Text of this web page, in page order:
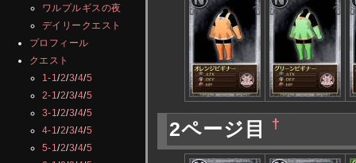
ワルプルギスの夜
デイリークエスト
プロフィール
クエスト
1-1/2/3/4/5
2-1/2/3/4/5
3-1/2/3/4/5
4-1/2/3/4/5
5-1/2/3/4/5
2ページ目 †